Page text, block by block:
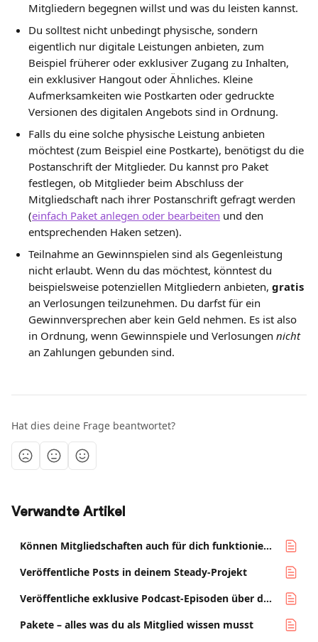
Mitgliedern begegnen willst und was du leisten kannst.
Du solltest nicht unbedingt physische, sondern
eigentlich nur digitale Leistungen anbieten, zum
Beispiel früherer oder exklusiver Zugang zu Inhalten,
ein exklusiver Hangout oder Ähnliches. Kleine
Aufmerksamkeiten wie Postkarten oder gedruckte
Versionen des digitalen Angebots sind in Ordnung.
Falls du eine solche physische Leistung anbieten
möchtest (zum Beispiel eine Postkarte), benötigst du die
Postanschrift der Mitglieder. Du kannst pro Paket
festlegen, ob Mitglieder beim Abschluss der
Mitgliedschaft nach ihrer Postanschrift gefragt werden
(einfach Paket anlegen oder bearbeiten und den
entsprechenden Haken setzen).
Teilnahme an Gewinnspielen sind als Gegenleistung
nicht erlaubt. Wenn du das möchtest, könntest du
beispielsweise potenziellen Mitgliedern anbieten, gratis
an Verlosungen teilzunehmen. Du darfst für ein
Gewinnversprechen aber kein Geld nehmen. Es ist also
in Ordnung, wenn Gewinnspiele und Verlosungen nicht
an Zahlungen gebunden sind.
Hat dies deine Frage beantwortet?
Verwandte Artikel
Können Mitgliedschaften auch für dich funktionieren? Eine kurze Checkliste
Veröffentliche Posts in deinem Steady-Projekt
Veröffentliche exklusive Podcast-Episoden über den Audio-RSS-Feed
Pakete – alles was du als Mitglied wissen musst